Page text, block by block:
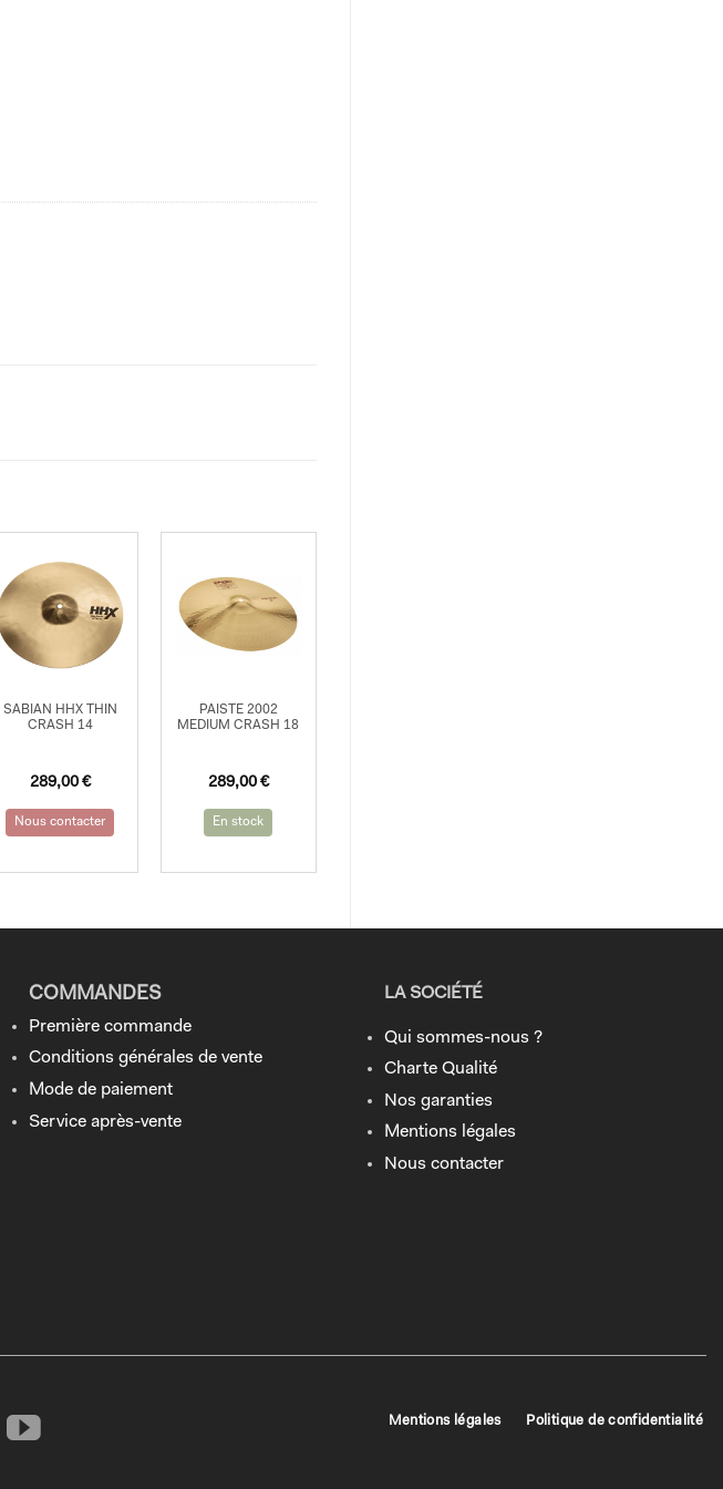
SABIAN HHX THIN
CRASH 14
289,00 €
Nous contacter
PAISTE 2002
MEDIUM CRASH 18
289,00 €
En stock
COMMANDES
Première commande
Conditions générales de vente
Mode de paiement
Service après-vente
LA SOCIÉTÉ
Qui sommes-nous ?
Charte Qualité
Nos garanties
Mentions légales
Nous contacter
Mentions légales Politique de confidentialité